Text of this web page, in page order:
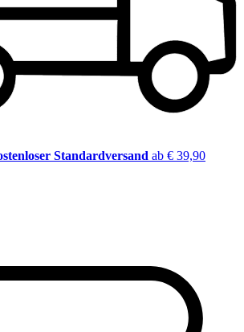
Standardversand ab € 39,90